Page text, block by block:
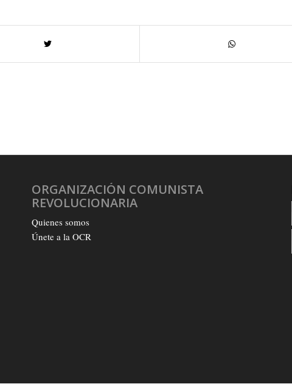
ORGANIZACIÓN COMUNISTA
REVOLUCIONARIA
Quienes somos
Únete a la OCR